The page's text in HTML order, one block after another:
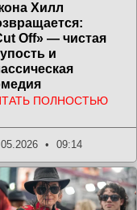
Хилл
Off» — чистая
и
ПОЛНОСТЬЮ
09:14